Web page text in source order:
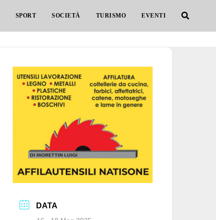
SPORT SOCIETÀ TURISMO EVENTI
DATA